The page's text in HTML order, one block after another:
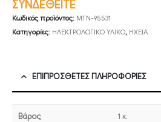
ΣΥΝΔΕΘΕΙΤΕ
Κωδικός προϊόντος: MTN-95531
Κατηγορίες: ΗΛΕΚΤΡΟΛΟΓΙΚΟ ΥΛΙΚΟ, ΗΧΕΙΑ
ΕΠΙΠΡΌΣΘΕΤΕΣ ΠΛΗΡΟΦΟΡΊΕΣ
Βάρος 1 κ.